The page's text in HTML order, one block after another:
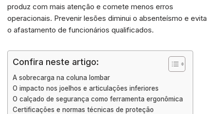
produz com mais atenção e comete menos erros
operacionais. Prevenir lesões diminui o absenteísmo e evita
o afastamento de funcionários qualificados.
Confira neste artigo:
A sobrecarga na coluna lombar
O impacto nos joelhos e articulações inferiores
O calçado de segurança como ferramenta ergonômica
Certificações e normas técnicas de proteção